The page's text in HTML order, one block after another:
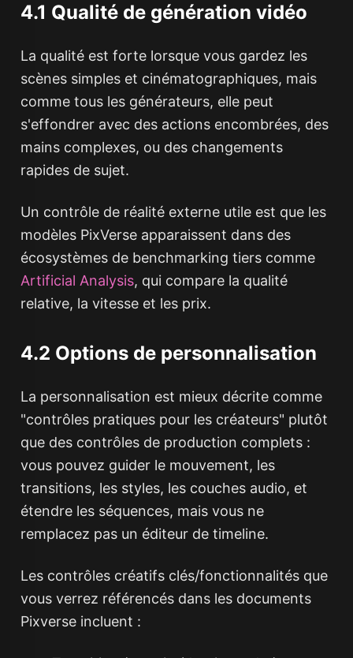
4.1 Qualité de génération vidéo
La qualité est forte lorsque vous gardez les
scènes simples et cinématographiques, mais
comme tous les générateurs, elle peut
s'effondrer avec des actions encombrées, des
mains complexes, ou des changements
rapides de sujet.
Un contrôle de réalité externe utile est que les
modèles PixVerse apparaissent dans des
écosystèmes de benchmarking tiers comme
Artificial Analysis, qui compare la qualité
relative, la vitesse et les prix.
4.2 Options de personnalisation
La personnalisation est mieux décrite comme
"contrôles pratiques pour les créateurs" plutôt
que des contrôles de production complets :
vous pouvez guider le mouvement, les
transitions, les styles, les couches audio, et
étendre les séquences, mais vous ne
remplacez pas un éditeur de timeline.
Les contrôles créatifs clés/fonctionnalités que
vous verrez référencés dans les documents
Pixverse incluent :